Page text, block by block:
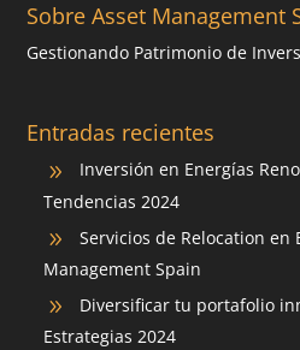
Sobre Asset Management
Gestionando Patrimonio de
Entradas recientes
9
Inversión en Energías
Tendencias 2024
9
Servicios de Relocation en
Management Spain
9
Diversificar tu portafolio
Estrategias 2024